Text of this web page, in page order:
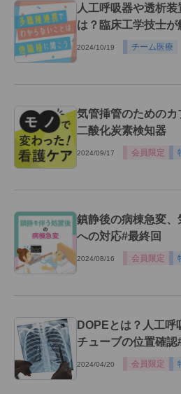
人工呼吸器や透析
は？臨床工学技士が
2024/10/19 チーム医療
気管挿管のためのカ
二酸化炭素検知器
2024/09/17 会員限定
鎮静後の病棟急変
への対応#最終回
2024/08/16 会員限定
DOPEとは？人工
チューブの位置確認
2024/04/20 会員限定